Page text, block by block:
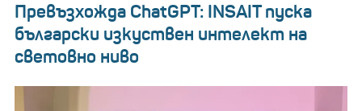
Превъзхожда ChatGPT: INSAIT пуска
български изкуствен интелект на
световно ниво